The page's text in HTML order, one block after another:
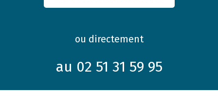
ou directement
au 02 51 31 59 95